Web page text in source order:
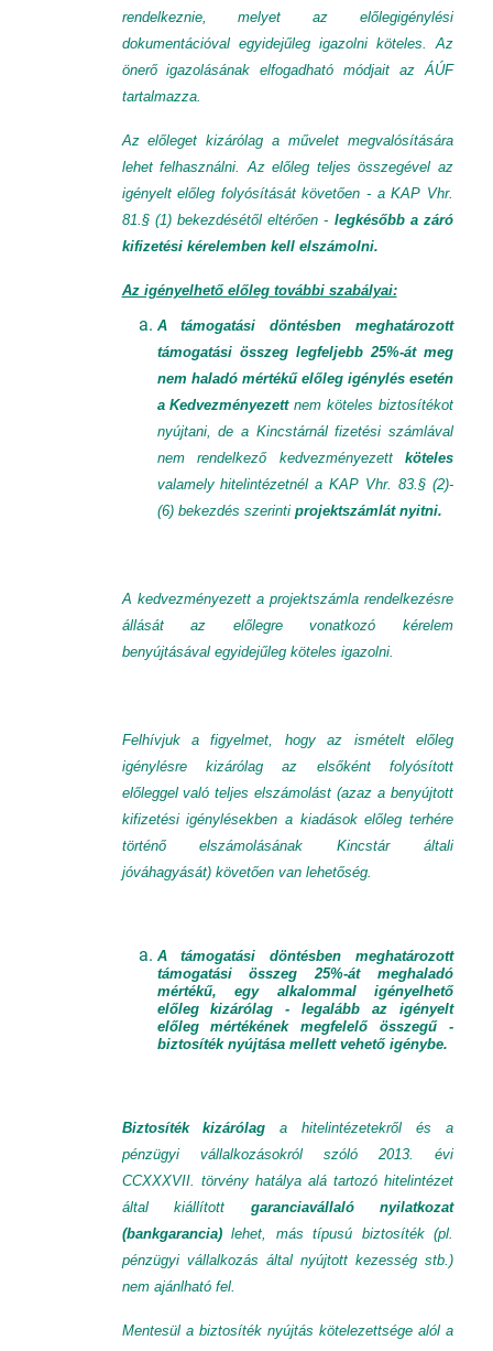
rendelkeznie, melyet az előlegigénylési
dokumentációval egyidejűleg igazolni köteles. Az
önerő igazolásának elfogadható módjait az ÁÚF
tartalmazza.
Az előleget kizárólag a művelet megvalósítására
lehet felhasználni. Az előleg teljes összegével az
igényelt előleg folyósítását követően - a KAP Vhr.
81.§ (1) bekezdésétől eltérően - legkésőbb a záró
kifizetési kérelemben kell elszámolni.
Az igényelhető előleg további szabályai:
A támogatási döntésben meghatározott
támogatási összeg legfeljebb 25%-át meg
nem haladó mértékű előleg igénylés esetén
a Kedvezményezettnem köteles biztosítékot
nyújtani, de a Kincstárnál fizetési számlával
nem rendelkező kedvezményezett köteles
valamely hitelintézetnél a KAP Vhr. 83.§ (2)-
(6) bekezdés szerinti projektszámlát nyitni.
A kedvezményezett a projektszámla rendelkezésre
állását az előlegre vonatkozó kérelem
benyújtásával egyidejűleg köteles igazolni.
Felhívjuk a figyelmet, hogy az ismételt előleg
igénylésre kizárólag az elsőként folyósított
előleggel való teljes elszámolást (azaz a benyújtott
kifizetési igénylésekben a kiadások előleg terhére
történő elszámolásának Kincstár általi
jóváhagyását) követően van lehetőség.
A támogatási döntésben meghatározott
támogatási összeg 25%-át meghaladó
mértékű, egy alkalommal igényelhető
előleg kizárólag - legalább az igényelt
előleg mértékének megfelelő összegű -
biztosíték nyújtása mellett vehető igénybe.
Biztosíték kizárólag a hitelintézetekről és a
pénzügyi vállalkozásokról szóló 2013. évi
CCXXXVII. törvény hatálya alá tartozó hitelintézet
által kiállított garanciavállaló nyilatkozat
(bankgarancia)lehet, más típusú biztosíték (pl.
pénzügyi vállalkozás által nyújtott kezesség stb.)
nem ajánlható fel.
Mentesül a biztosíték nyújtás kötelezettsége alól a